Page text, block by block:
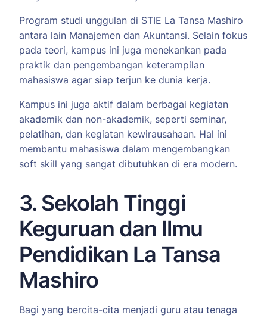
Program studi unggulan di STIE La Tansa Mashiro
antara lain Manajemen dan Akuntansi. Selain fokus
pada teori, kampus ini juga menekankan pada
praktik dan pengembangan keterampilan
mahasiswa agar siap terjun ke dunia kerja.
Kampus ini juga aktif dalam berbagai kegiatan
akademik dan non-akademik, seperti seminar,
pelatihan, dan kegiatan kewirausahaan. Hal ini
membantu mahasiswa dalam mengembangkan
soft skill yang sangat dibutuhkan di era modern.
3. Sekolah Tinggi
Keguruan dan Ilmu
Pendidikan La Tansa
Mashiro
Bagi yang bercita-cita menjadi guru atau tenaga